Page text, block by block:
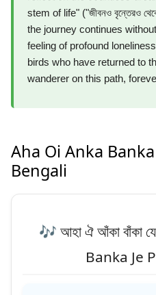
stem of life" ("জীবনও বৃন্তেরও
the journey continues
feeling of profound
birds who have returned to
wanderer on this path,
Aha Oi Anka
Bengali
🎶 আহা ঐ আঁকা বাঁকা
Banka Je